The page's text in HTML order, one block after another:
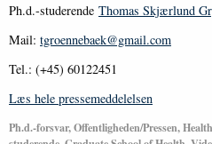
Ph.d.-studerende Thomas Skjærlund
Mail: tgroennebaek@gmail.com
Tel.: (+45) 60122451
Læs hele pressemeddelelsen
Ph.d.-forsvar, Offentligheden/Pressen,